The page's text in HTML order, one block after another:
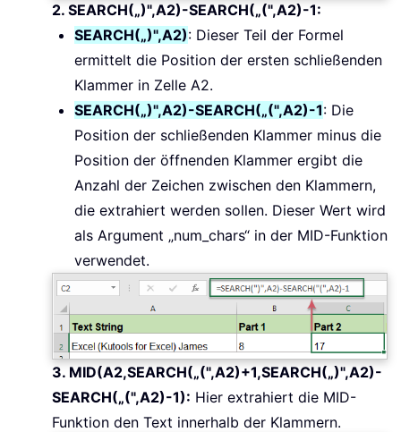
2. SEARCH(„)",A2)-SEARCH(„(",A2)-1:
SEARCH(„)",A2): Dieser Teil der Formel
ermittelt die Position der ersten schließenden
Klammer in Zelle A2.
SEARCH(„)",A2)-SEARCH(„(",A2)-1: Die
Position der schließenden Klammer minus die
Position der öffnenden Klammer ergibt die
Anzahl der Zeichen zwischen den Klammern,
die extrahiert werden sollen. Dieser Wert wird
als Argument „num_chars“ in der MID-Funktion
verwendet.
3. MID(A2,SEARCH(„(",A2)+1,SEARCH(„)",A2)-
SEARCH(„(",A2)-1): Hier extrahiert die MID-
Funktion den Text innerhalb der Klammern.